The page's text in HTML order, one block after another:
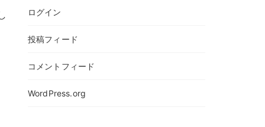
ログイン
投稿フィード
コメントフィード
WordPress.org